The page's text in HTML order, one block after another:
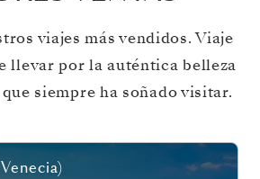
viajes más vendidos. Viaje
llevar por la auténtica belleza
siempre ha soñado visitar.